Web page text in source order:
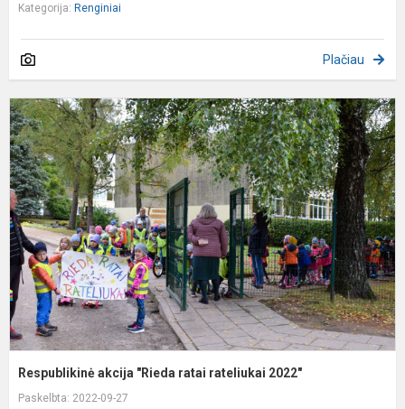
Kategorija: Renginiai
Plačiau
Respublikinė akcija "Rieda ratai rateliukai 2022"
Paskelbta: 2022-09-27